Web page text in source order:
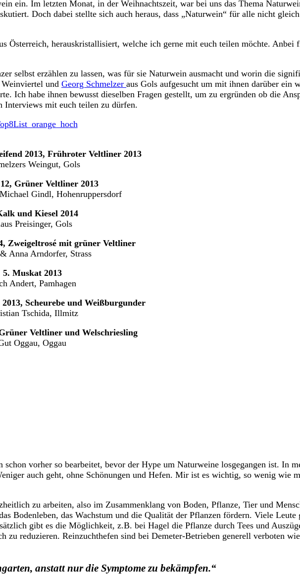
ein. Im letzten Monat, in der Weihnachtszeit, war bei uns das Thema
Doch dabei stellte sich auch heraus, dass „Naturwein“ für alle nicht
Österreich, herauskristallisiert, welche ich gerne mit euch teilen möchte.
selbst erzählen zu lassen, was für sie Naturwein ausmacht und worin die
und Georg Schmelzer aus Gols aufgesucht um mit ihnen darüber ein
Ich habe ihnen bewusst dieselben Fragen gestellt, um zu ergründen ob die
Interviews mit euch teilen zu dürfen.
2013, Frühroter Veltliner 2013
Weingut, Gols
Grüner Veltliner 2013
Gindl, Hohenruppersdorf
und Kiesel 2014
Preisinger, Gols
Zweigeltrosé mit grüner Veltliner
Anna Arndorfer, Strass
5. Muskat 2013
Andert, Pamhagen
Scheurebe und Weißburgunder
Tschida, Illmitz
Veltliner und Welschriesling
Oggau, Oggau
vorher so bearbeitet, bevor der Hype um Naturweine losgegangen ist. In
auch geht, ohne Schönungen und Hefen. Mir ist es wichtig, so wenig wie
zu arbeiten, also im Zusammenklang von Boden, Pflanze, Tier und
Bodenleben, das Wachstum und die Qualität der Pflanzen fördern. Viele Leute
gibt es die Möglichkeit, z.B. bei Hagel die Pflanze durch Tees und
reduzieren. Reinzuchthefen sind bei Demeter-Betrieben generell verboten
anstatt nur die Symptome zu bekämpfen.“